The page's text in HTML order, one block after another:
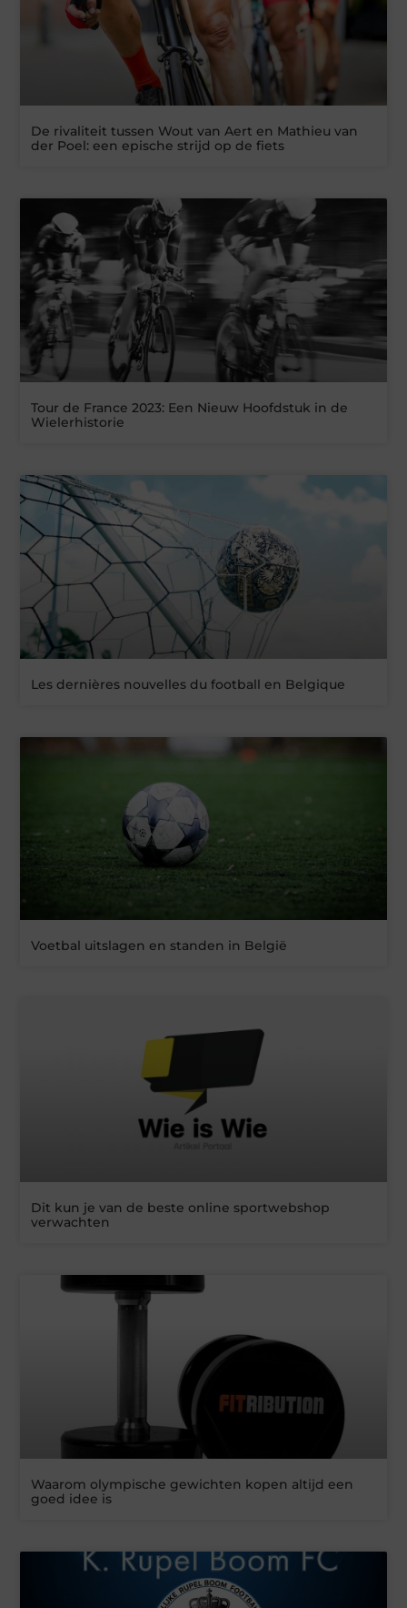
De rivaliteit tussen Wout van Aert en Mathieu van
der Poel: een epische strijd op de fiets
Tour de France 2023: Een Nieuw Hoofdstuk in de
Wielerhistorie
Les dernières nouvelles du football en Belgique
Voetbal uitslagen en standen in België
Dit kun je van de beste online sportwebshop
verwachten
Waarom olympische gewichten kopen altijd een
goed idee is